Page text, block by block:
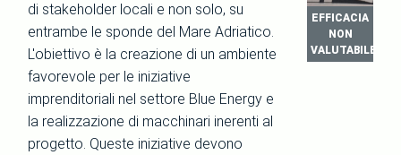
di stakeholder locali e non solo, su
entrambe le sponde del Mare Adriatico.
L'obiettivo è la creazione di un ambiente
favorevole per le iniziative
imprenditoriali nel settore Blue Energy e
la realizzazione di macchinari inerenti al
progetto. Queste iniziative devono
EFFICACIA
NON
VALUTABILE